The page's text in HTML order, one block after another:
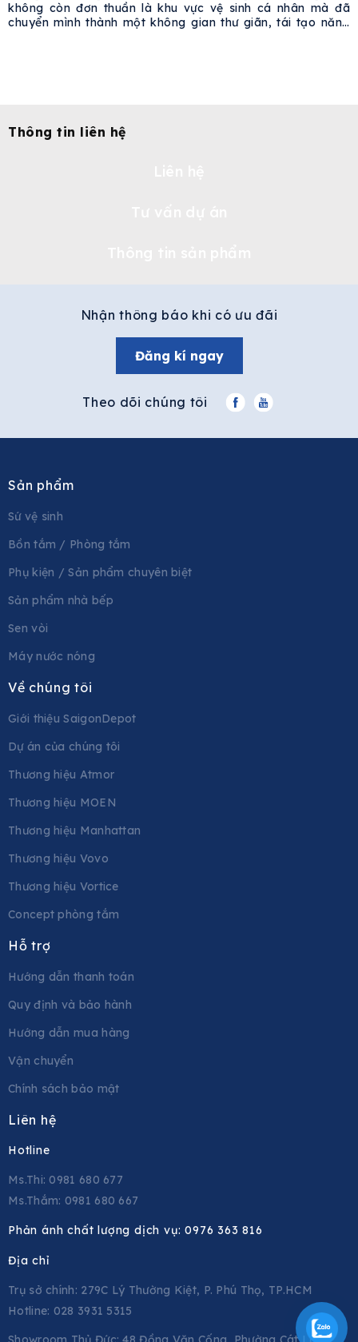
không còn đơn thuần là khu vực vệ sinh cá nhân mà đã
chuyển mình thành một không gian thư giãn, tái tạo năng
Thông tin liên hệ
Nhận thông báo khi có ưu đãi
Đăng kí ngay
Theo dõi chúng tôi
Sản phẩm
Sứ vệ sinh
Bồn tắm / Phòng tắm
Phụ kiện / Sản phẩm chuyên biệt
Sản phẩm nhà bếp
Sen vòi
Máy nước nóng
Về chúng tôi
Giới thiệu SaigonDepot
Dự án của chúng tôi
Thương hiệu Atmor
Thương hiệu MOEN
Thương hiệu Manhattan
Thương hiệu Vovo
Thương hiệu Vortice
Concept phòng tắm
Hỗ trợ
Hướng dẫn thanh toán
Quy định và bảo hành
Hướng dẫn mua hàng
Vận chuyển
Chính sách bảo mật
Liên hệ
Hotline
Ms.Thi: 0981 680 677
Ms.Thắm: 0981 680 667
Phản ánh chất lượng dịch vụ:0976 363 816
Địa chỉ
Trụ sở chính: 279C Lý Thường Kiệt, P. Phú Thọ, TP.HCM
Hotline: 028 3931 5315